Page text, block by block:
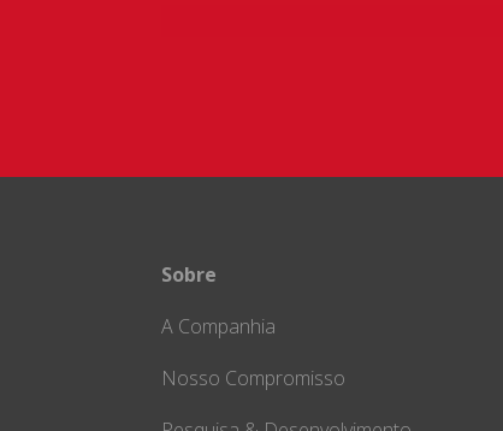
Sobre
A Companhia
Nosso Compromisso